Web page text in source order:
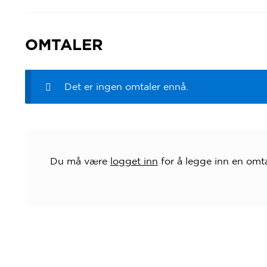
OMTALER
Det er ingen omtaler ennå.
Du må være logget inn for å legge inn en